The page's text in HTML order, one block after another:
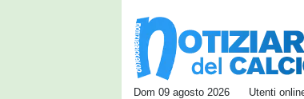
Dom 09 agosto 2026 Utenti